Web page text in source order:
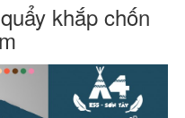
khắp chốn